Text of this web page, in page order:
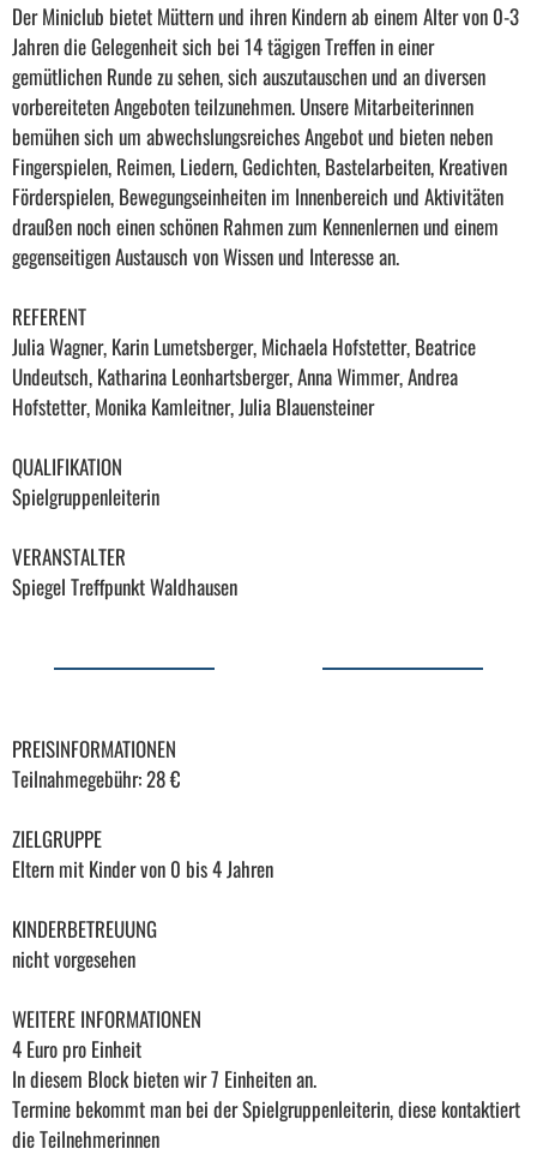
Der Miniclub bietet Müttern und ihren Kindern ab einem Alter von 0-3
Jahren die Gelegenheit sich bei 14 tägigen Treffen in einer
gemütlichen Runde zu sehen, sich auszutauschen und an diversen
vorbereiteten Angeboten teilzunehmen. Unsere Mitarbeiterinnen
bemühen sich um abwechslungsreiches Angebot und bieten neben
Fingerspielen, Reimen, Liedern, Gedichten, Bastelarbeiten, Kreativen
Förderspielen, Bewegungseinheiten im Innenbereich und Aktivitäten
draußen noch einen schönen Rahmen zum Kennenlernen und einem
gegenseitigen Austausch von Wissen und Interesse an.
REFERENT
Julia Wagner, Karin Lumetsberger, Michaela Hofstetter, Beatrice
Undeutsch, Katharina Leonhartsberger, Anna Wimmer, Andrea
Hofstetter, Monika Kamleitner, Julia Blauensteiner
QUALIFIKATION
Spielgruppenleiterin
VERANSTALTER
Spiegel Treffpunkt Waldhausen
PREISINFORMATIONEN
Teilnahmegebühr: 28 €
ZIELGRUPPE
Eltern mit Kinder von 0 bis 4 Jahren
KINDERBETREUUNG
nicht vorgesehen
WEITERE INFORMATIONEN
4 Euro pro Einheit
In diesem Block bieten wir 7 Einheiten an.
Termine bekommt man bei der Spielgruppenleiterin, diese kontaktiert
die Teilnehmerinnen